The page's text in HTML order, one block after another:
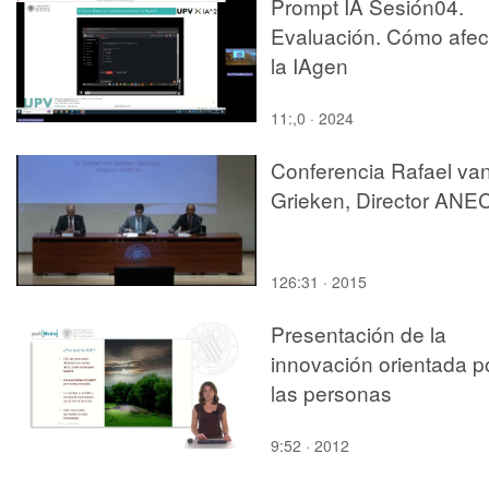
de profesores de la
Universitat Politècnica
València.
finalizado con éxito
primero de Bachillerato
puedan pasar una
semana trabajando
de profesores de la
Universitat Politècnica
Evaluación. Cómo
la IAgen
11:,0 · 2024
Conferencia Rafael
Grieken, Director
126:31 · 2015
Presentación de la
innovación orientada
las personas
9:52 · 2012